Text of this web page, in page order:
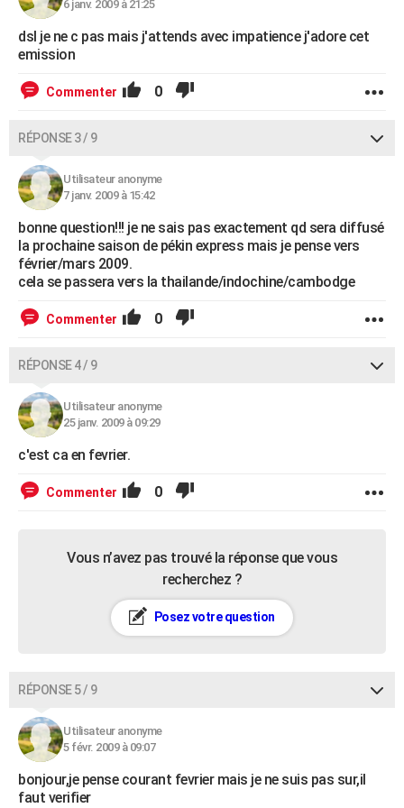
6 janv. 2009 à 21:25
dsl je ne c pas mais j'attends avec impatience j'adore cet
emission
Commenter 0
RÉPONSE 3 / 9
Utilisateur anonyme
7 janv. 2009 à 15:42
bonne question!!! je ne sais pas exactement qd sera diffusé
la prochaine saison de pékin express mais je pense vers
février/mars 2009.
cela se passera vers la thailande/indochine/cambodge
Commenter 0
RÉPONSE 4 / 9
Utilisateur anonyme
25 janv. 2009 à 09:29
c'est ca en fevrier.
Commenter 0
Vous n’avez pas trouvé la réponse que vous
recherchez ?
Posez votre question
RÉPONSE 5 / 9
Utilisateur anonyme
5 févr. 2009 à 09:07
bonjour,je pense courant fevrier mais je ne suis pas sur,il
faut verifier